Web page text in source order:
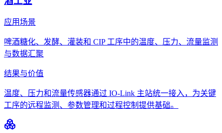
应用场景
啤酒糖化、发酵、灌装和 CIP 工序中的温度、压力、流量监测
与数据汇聚
结果与价值
温度、压力和流量传感器通过 IO-Link 主站统一接入，为关键
工序的远程监测、参数管理和过程控制提供基础。